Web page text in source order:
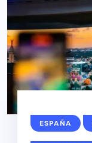
ESPAÑA